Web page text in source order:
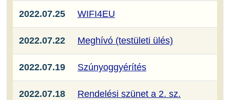
2022.07.25 WIFI4EU
2022.07.22 Meghívó (testületi ülés)
2022.07.19 Szúnyoggyérítés
2022.07.18
Rendelési szünet a 2. sz.